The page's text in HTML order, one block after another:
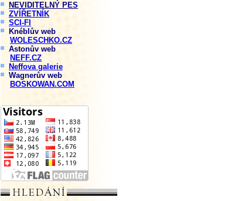
NEVIDITELNÝ PES
ZVÍŘETNÍK
SCI-FI
Knéblův web
WOLESCHKO.CZ
Astonův web
NEFF.CZ
Neffova galerie
Wagnerův web
BOSKOWAN.COM